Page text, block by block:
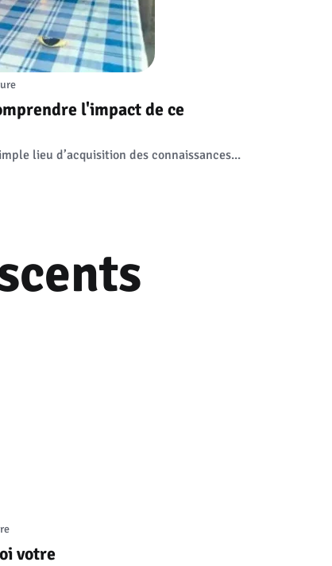
l'impact de ce
lieu d’acquisition des connaissances...
votre